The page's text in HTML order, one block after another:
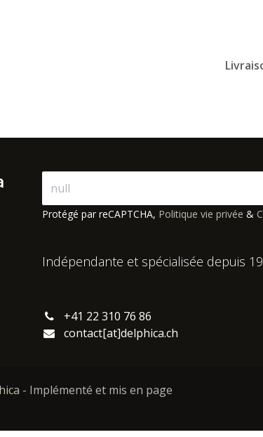
Protégé par reCAPTCHA, Politique vie privée &
Indépendante et spécialisée depuis
+41 22 310 76 86
contact[at]delphica.ch
- Implémenté et mis en page